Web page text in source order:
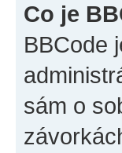
Co je
BBCode
sám o